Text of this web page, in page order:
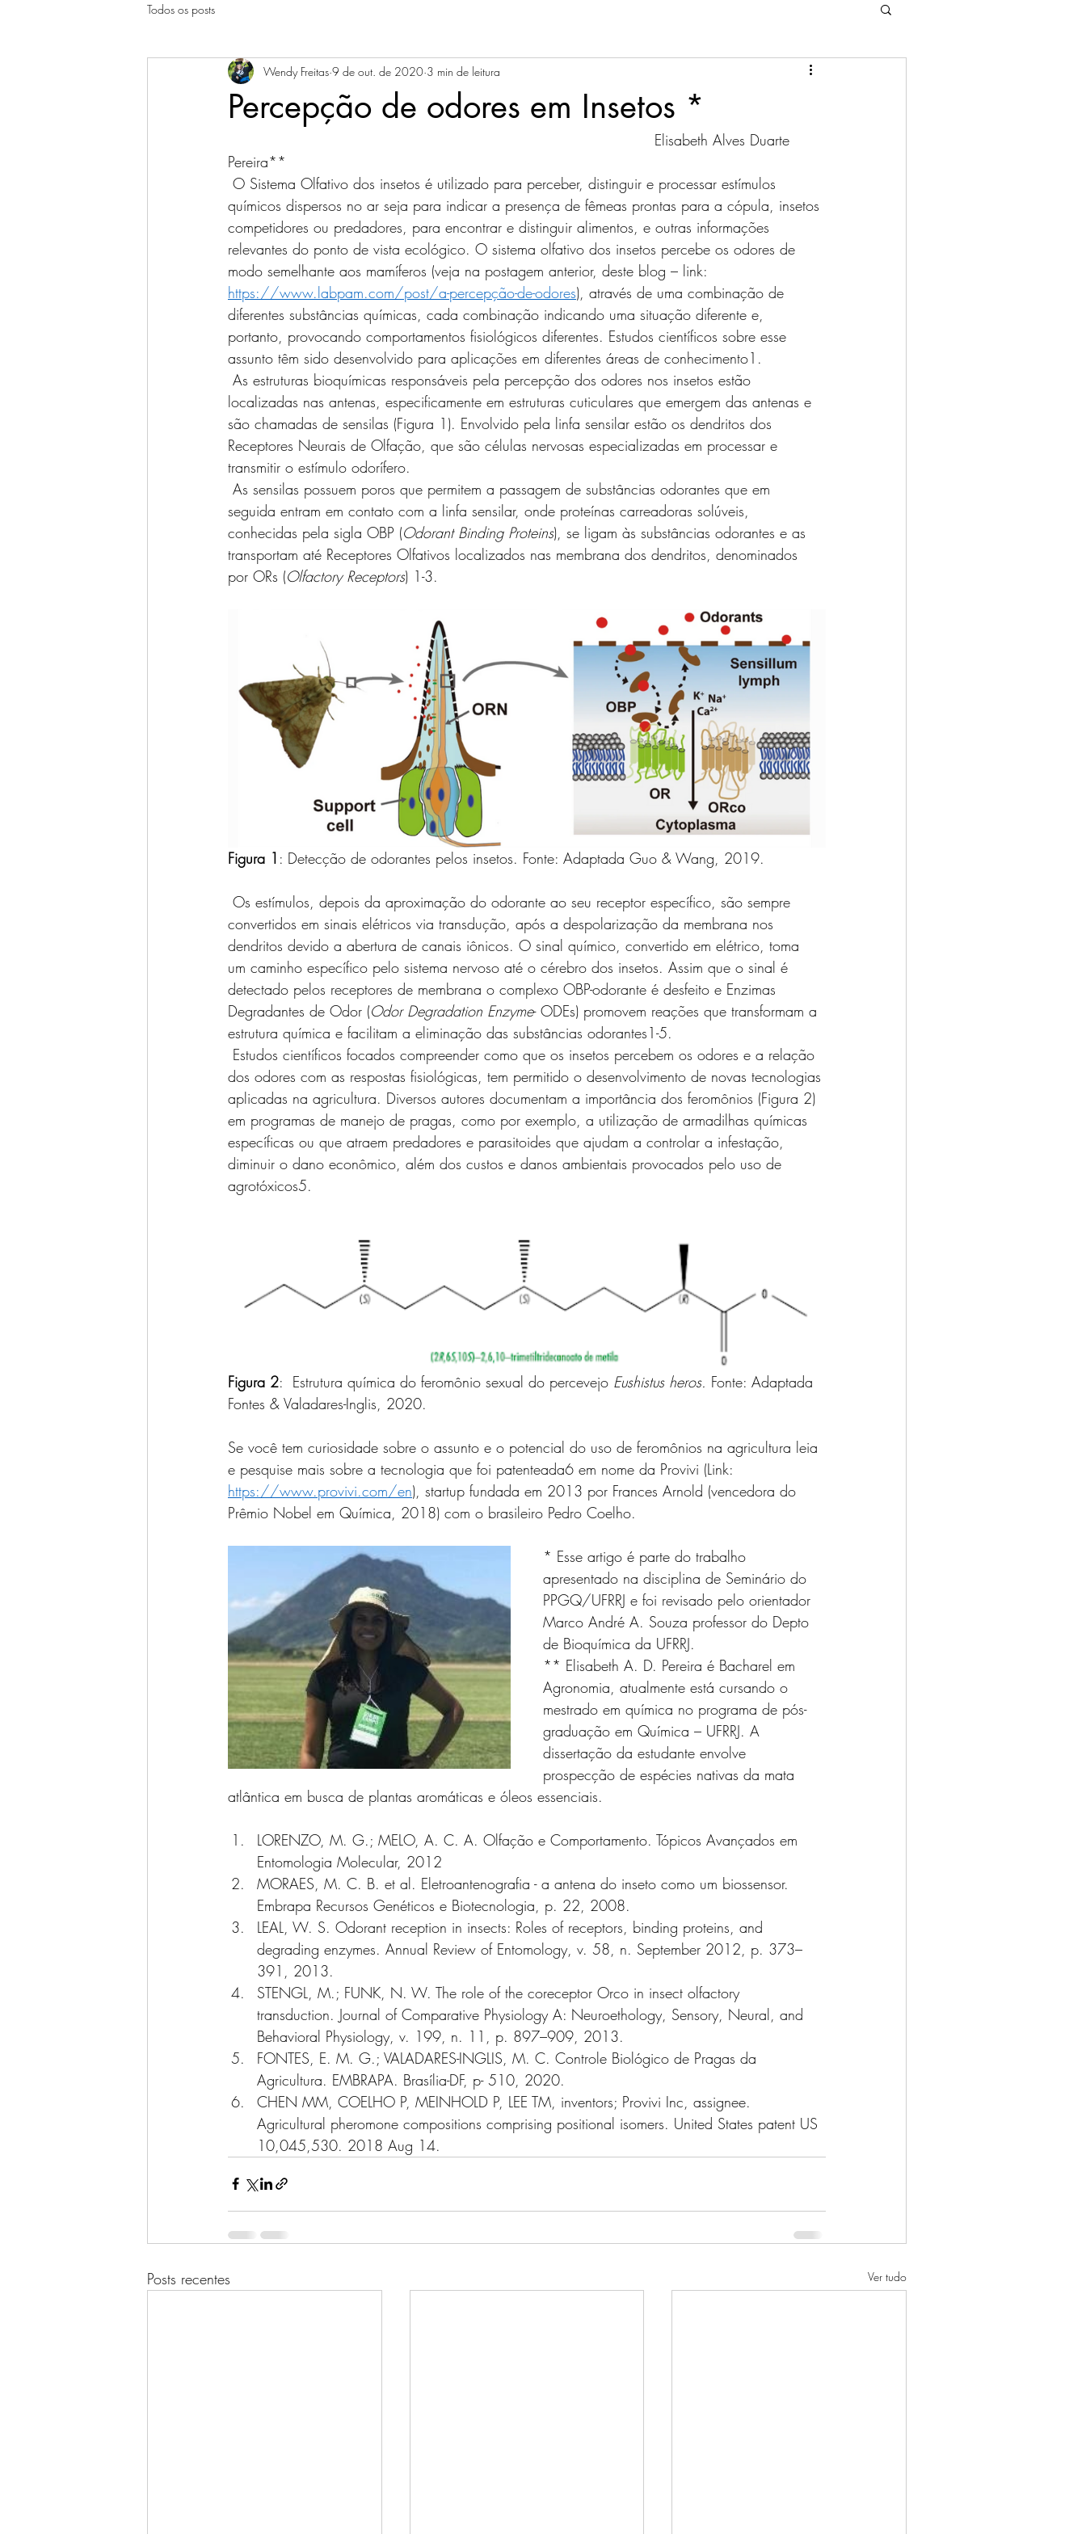
Todos os posts
Percepção de odores em Insetos *
Wendy Freitas 9 de out. de 2020 3 min de leitura
Pereira**
químicos dispersos no ar seja para indicar a presença de fêmeas prontas para a cópula, insetos
competidores ou predadores, para encontrar e distinguir alimentos, e outras informações
relevantes do ponto de vista ecológico. O sistema olfativo dos insetos percebe os odores de
modo semelhante aos mamíferos (veja na postagem anterior, deste blog – link:
https://www.labpam.com/post/a-percepção-de-odores), através de uma combinação de
diferentes substâncias químicas, cada combinação indicando uma situação diferente e,
portanto, provocando comportamentos fisiológicos diferentes. Estudos científicos sobre esse
assunto têm sido desenvolvido para aplicações em diferentes áreas de conhecimento1.
localizadas nas antenas, especificamente em estruturas cuticulares que emergem das antenas e
são chamadas de sensilas (Figura 1). Envolvido pela linfa sensilar estão os dendritos dos
Receptores Neurais de Olfação, que são células nervosas especializadas em processar e
transmitir o estímulo odorífero.
seguida entram em contato com a linfa sensilar, onde proteínas carreadoras solúveis,
conhecidas pela sigla OBP (Odorant Binding Proteins), se ligam às substâncias odorantes e as
transportam até Receptores Olfativos localizados nas membrana dos dendritos, denominados
por ORs (Olfactory Receptors) 1-3.
Figura 1 : Detecção de odorantes pelos insetos. Fonte: Adaptada Guo & Wang, 2019.
convertidos em sinais elétricos via transdução, após a despolarização da membrana nos
dendritos devido a abertura de canais iônicos. O sinal químico, convertido em elétrico, toma
um caminho específico pelo sistema nervoso até o cérebro dos insetos. Assim que o sinal é
detectado pelos receptores de membrana o complexo OBP-odorante é desfeito e Enzimas
Degradantes de Odor (Odor Degradation Enzyme- ODEs) promovem reações que transformam a
estrutura química e facilitam a eliminação das substâncias odorantes1-5.
dos odores com as respostas fisiológicas, tem permitido o desenvolvimento de novas tecnologias
aplicadas na agricultura. Diversos autores documentam a importância dos feromônios (Figura 2)
em programas de manejo de pragas, como por exemplo, a utilização de armadilhas químicas
específicas ou que atraem predadores e parasitoides que ajudam a controlar a infestação,
diminuir o dano econômico, além dos custos e danos ambientais provocados pelo uso de
agrotóxicos5.
Figura 2:  Estrutura química do feromônio sexual do percevejo Eushistus heros. Fonte: Adaptada
Fontes & Valadares-Inglis, 2020.
Se você tem curiosidade sobre o assunto e o potencial do uso de feromônios na agricultura leia
e pesquise mais sobre a tecnologia que foi patenteada6 em nome da Provivi (Link:
https://www.provivi.com/en), startup fundada em 2013 por Frances Arnold (vencedora do
Prêmio Nobel em Química, 2018) com o brasileiro Pedro Coelho.
* Esse artigo é parte do trabalho
apresentado na disciplina de Seminário do
PPGQ/UFRRJ e foi revisado pelo orientador
Marco André A. Souza professor do Depto
de Bioquímica da UFRRJ.
** Elisabeth A. D. Pereira é Bacharel em
Agronomia, atualmente está cursando o
mestrado em química no programa de pós-
graduação em Química – UFRRJ. A
dissertação da estudante envolve
prospecção de espécies nativas da mata
atlântica em busca de plantas aromáticas e óleos essenciais.
LORENZO, M. G.; MELO, A. C. A. Olfação e Comportamento. Tópicos Avançados em
Entomologia Molecular, 2012
MORAES, M. C. B. et al. Eletroantenografia - a antena do inseto como um biossensor.
Embrapa Recursos Genéticos e Biotecnologia, p. 22, 2008.
LEAL, W. S. Odorant reception in insects: Roles of receptors, binding proteins, and
degrading enzymes. Annual Review of Entomology, v. 58, n. September 2012, p. 373–
391, 2013.
STENGL, M.; FUNK, N. W. The role of the coreceptor Orco in insect olfactory
transduction. Journal of Comparative Physiology A: Neuroethology, Sensory, Neural, and
Behavioral Physiology, v. 199, n. 11, p. 897–909, 2013.
FONTES, E. M. G.; VALADARES-INGLIS, M. C. Controle Biológico de Pragas da
Agricultura. EMBRAPA. Brasília-DF, p- 510, 2020.
CHEN MM, COELHO P, MEINHOLD P, LEE TM, inventors; Provivi Inc, assignee.
Agricultural pheromone compositions comprising positional isomers. United States patent US
10,045,530. 2018 Aug 14.
Posts recentes Ver tudo